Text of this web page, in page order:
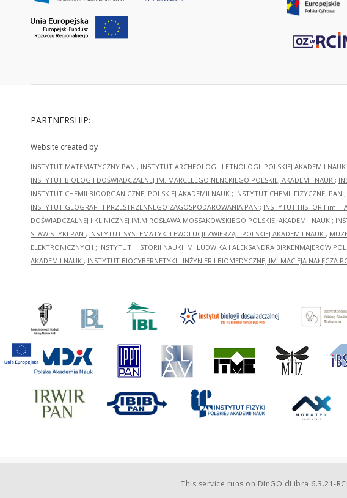
PARTNERSHIP:
Website created by
INSTYTUT MATEMATYCZNY PAN ; INSTYTUT ARCHEOLOGII I ETNOLOGII POLSKIEJ AKADEMII NAUK
INSTYTUT BIOLOGII DOŚWIADCZALNEJ IM. MARCELEGO NENCKIEGO POLSKIEJ AKADEMII NAUK ;
INSTYTUT CHEMII BIOORGANICZNEJ POLSKIEJ AKADEMII NAUK ; INSTYTUT CHEMII FIZYCZNEJ PAN ;
INSTYTUT GEOGRAFII I PRZESTRZENNEGO ZAGOSPODAROWANIA PAN ; INSTYTUT HISTORII im.
DOŚWIADCZALNEJ I KLINICZNEJ IM.MIROSŁAWA MOSSAKOWSKIEGO POLSKIEJ AKADEMII NAUK ;
SLAWISTYKI PAN ; INSTYTUT SYSTEMATYKI I EWOLUCJI ZWIERZĄT POLSKIEJ AKADEMII NAUK ;
ELEKTRONICZNYCH ; INSTYTUT HISTORII NAUKI IM. LUDWIKA I ALEKSANDRA BIRKENMAJERÓW
AKADEMII NAUK ; INSTYTUT BIOCYBERNETYKI I INŻYNIERII BIOMEDYCZNEJ IM. MACIEJA NAŁĘCZA
This service runs on DInGO dLibra 6.3.21-